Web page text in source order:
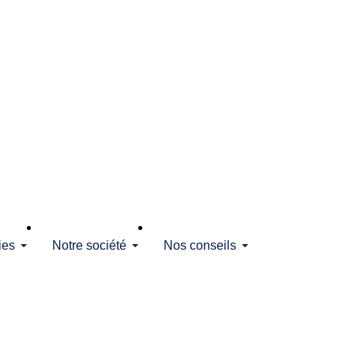
Notre société Nos conseils